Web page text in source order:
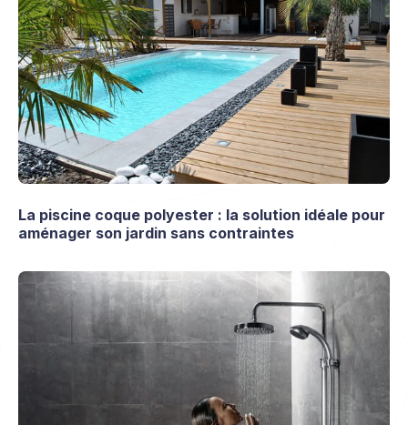
La piscine coque polyester : la solution idéale pour
aménager son jardin sans contraintes